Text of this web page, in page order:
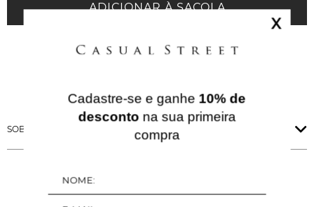
X
Cadastre-se e ganhe 10% de
desconto na sua primeira
compra
ADICIONAR À SACOLA
SOBRE ESSA PEÇA
QUERIDINHOS